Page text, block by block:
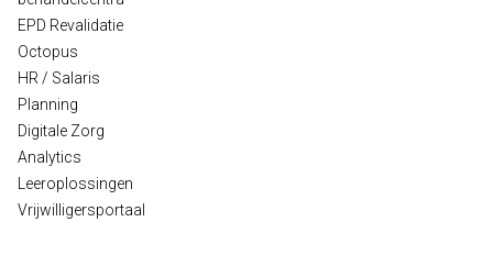
EPD Revalidatie
Octopus
HR / Salaris
Planning
Digitale Zorg
Analytics
Leeroplossingen
Vrijwilligersportaal